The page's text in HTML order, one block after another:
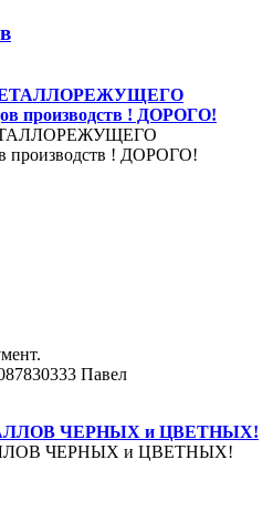
производств ! ДОРОГО!
! ДОРОГО!
Павел
ЧЕРНЫХ и ЦВЕТНЫХ!
ЧЕРНЫХ и ЦВЕТНЫХ!